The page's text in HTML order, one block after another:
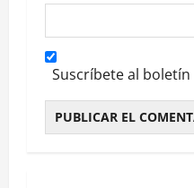
Suscríbete al boletín